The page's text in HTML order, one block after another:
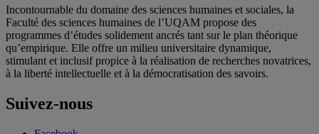
Incontournable du domaine des sciences humaines et sociales, la
Faculté des sciences humaines de l’UQAM propose des
programmes d’études solidement ancrés tant sur le plan théorique
qu’empirique. Elle offre un milieu universitaire dynamique,
stimulant et inclusif propice à la réalisation de recherches novatrices,
à la liberté intellectuelle et à la démocratisation des savoirs.
Suivez-nous